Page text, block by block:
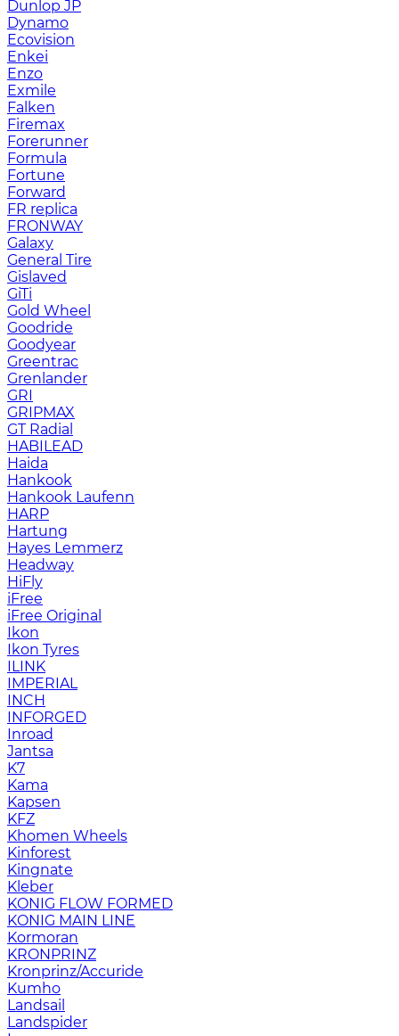
Dunlop JP
Dynamo
Ecovision
Enkei
Enzo
Exmile
Falken
Firemax
Forerunner
Formula
Fortune
Forward
FR replica
FRONWAY
Galaxy
General Tire
Gislaved
GiTi
Gold Wheel
Goodride
Goodyear
Greentrac
Grenlander
GRI
GRIPMAX
GT Radial
HABILEAD
Haida
Hankook
Hankook Laufenn
HARP
Hartung
Hayes Lemmerz
Headway
HiFly
iFree
iFree Original
Ikon
Ikon Tyres
ILINK
IMPERIAL
INCH
INFORGED
Inroad
Jantsa
K7
Kama
Kapsen
KFZ
Khomen Wheels
Kinforest
Kingnate
Kleber
KONIG FLOW FORMED
KONIG MAIN LINE
Kormoran
KRONPRINZ
Kronprinz/Accuride
Kumho
Landsail
Landspider